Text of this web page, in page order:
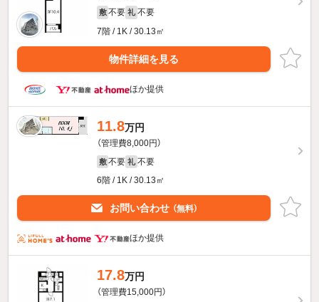
敷 不要 礼 不要
7階 / 1K / 30.13㎡
物件詳細を見る
ほか提供
11.8万円
（管理費8,000円）
敷 不要 礼 不要
6階 / 1K / 30.13㎡
お問い合わせ （無料）
ほか提供
17.8万円
（管理費15,000円）